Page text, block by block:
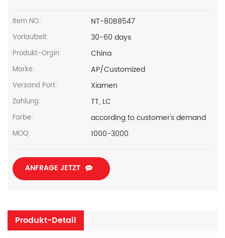
Item NO.: NT-80B8547
Vorlaufzeit: 30-60 days
Produkt-Orgin: China
Marke: AP/Customized
Versand Port: Xiamen
Zahlung: TT, LC
Farbe: according to customer's demand
MOQ: 1000-3000
ANFRAGE JETZT
Produkt-Detail